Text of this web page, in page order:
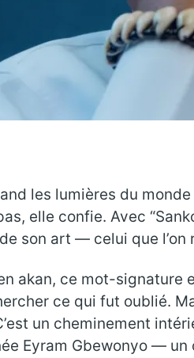
les lumières du
elle confie. Avec
son art — celui que l’on
en akan, ce mot-
ce qui fut oublié.
un cheminement
Eyram Gbewonyo —